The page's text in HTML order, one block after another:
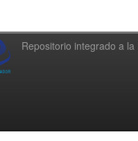
Repositorio integrado a